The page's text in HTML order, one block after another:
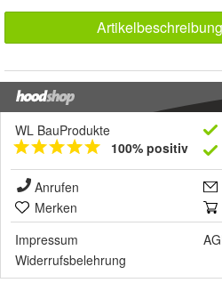
WL BauProdukte
100% positiv
Anrufen
Merken
Impressum
Widerrufsbelehrung